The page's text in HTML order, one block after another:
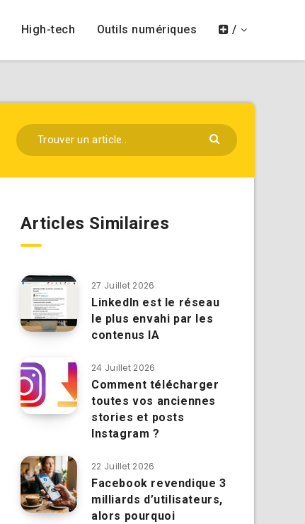
High-tech Outils numériques /
Articles Similaires
27 Juillet 2026
LinkedIn est le réseau
le plus envahi par les
contenus IA
24 Juillet 2026
Comment télécharger
toutes vos anciennes
stories et posts
Instagram ?
22 Juillet 2026
Facebook revendique 3
milliards d’utilisateurs,
alors pourquoi